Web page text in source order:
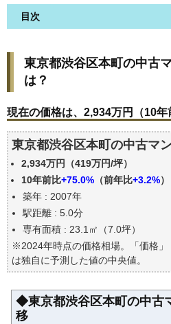
目次
は？
価格を詳細に分析しよう
築年数で価格はどうなる？
東京都渋谷区本町の中古マ
例
公示地価はいくら
エリアの将来性を人口予想
自分の年収でいくらの不動
東京都渋谷区本町の中古
は？
現在の価格は、2,934万円（10年
東京都渋谷区本町の中古マ
2,934万円（419万円/坪）
10年前比+75.0% （前年比+3.2%）
築年 : 2007年
駅距離 : 5.0分
専有面積 : 23.1㎡（7.0坪）
※2024年時点の価格相場。「価格」
は独自に予測した値の中央値。
◆東京都渋谷区本町の中古
移